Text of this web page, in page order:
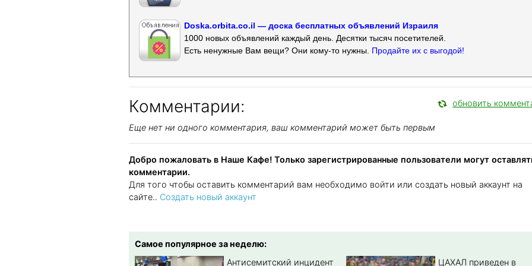
Doska.orbita.co.il — доска бесплатных объявлений Израиля
1000 новых объявлений каждый день. Десятки тысяч посетителей.
Есть ненужные Вам вещи? Они кому-то нужны. Продайте их с выгодой!
Комментарии: обновить
Еще нет ни одного комментария, ваш комментарий может быть первым
Добро пожаловать в Наше Кафе! Только зарегистрированные пользователи могут
комментарии.
Для того чтобы оставить комментарий вам необходимо войти или создать новый аккаунт на
сайте.. Создать новый аккаунт
Самое популярное за неделю:
Антисемитский инцидент
ЦАХАЛ приведен в